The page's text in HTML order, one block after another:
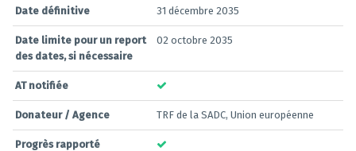
Date définitive 31 décembre 2035
Date limite pour un report
des dates, si nécessaire
02 octobre 2035
AT notifiée
Donateur / Agence TRF de la SADC, Union européenne
Progrès rapporté